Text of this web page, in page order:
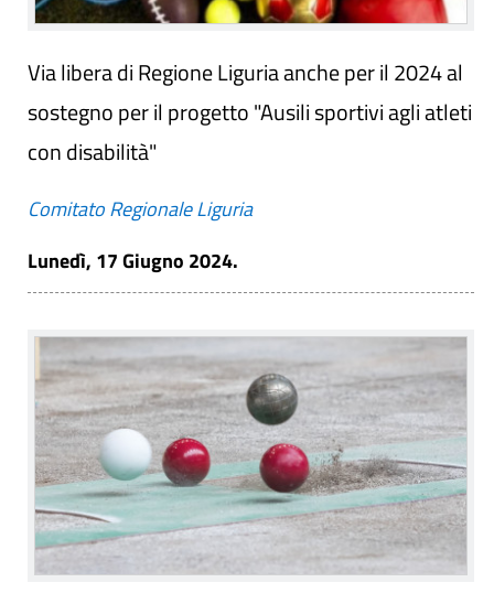
Via libera di Regione Liguria anche per il 2024 al
sostegno per il progetto "Ausili sportivi agli atleti
con disabilità"
Comitato Regionale Liguria
Lunedì, 17 Giugno 2024.